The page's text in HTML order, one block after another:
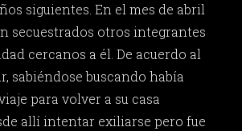
siguientes. En el mes de abril
secuestrados otros integrantes
cercanos a él. De acuerdo al
sabiéndose buscando había
para volver a su casa
allí intentar exiliarse pero fue